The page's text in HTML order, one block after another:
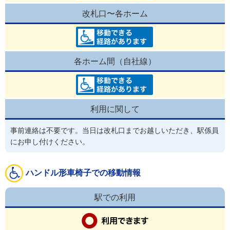
改札口〜各ホーム
各ホーム間（自社線）
利用に関して
事前連絡は不要です。当日は改札口までお越しいただき、駅係員
にお申し付けください。
ハンドル形車椅子での移動情報
駅での利用